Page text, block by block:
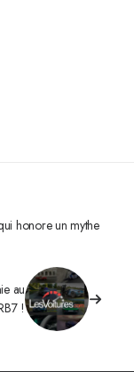
honore un mythe
au
!